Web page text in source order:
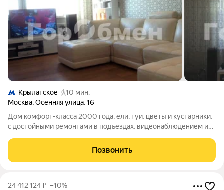
Крылатское
10 мин.
Москва,Осенняя улица,16
Дом комфорт-класса 2000 года, ели, туи, цветы и кустарники,
с достойными ремонтами в подъездах, видеонаблюдением и
мягкими покрытиями. Квартира с шикарными видами на запад -
панорама горизонт
Позвонить
24 412 124₽ –10%